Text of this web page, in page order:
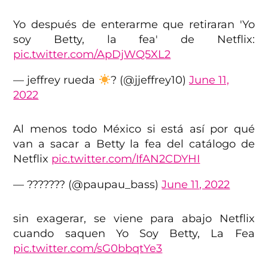
Yo después de enterarme que retiraran 'Yo
soy Betty, la fea' de Netflix:
pic.twitter.com/ApDjWQ5XL2
— jeffrey rueda
? (@jjeffrey10) June 11,
2022
Al menos todo México si está así por qué
van a sacar a Betty la fea del catálogo de
Netflix pic.twitter.com/IfAN2CDYHI
— ??????? (@paupau_bass)June 11, 2022
sin exagerar, se viene para abajo Netflix
cuando saquen Yo Soy Betty, La Fea
pic.twitter.com/sG0bbqtYe3